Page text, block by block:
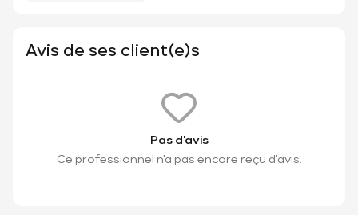
Avis de ses client(e)s
Pas d'avis
Ce professionnel n'a pas encore reçu d'avis.